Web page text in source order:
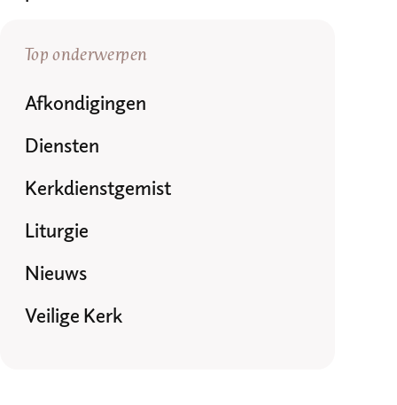
Top onderwerpen
Afkondigingen
Diensten
Kerkdienstgemist
Liturgie
Nieuws
Veilige Kerk